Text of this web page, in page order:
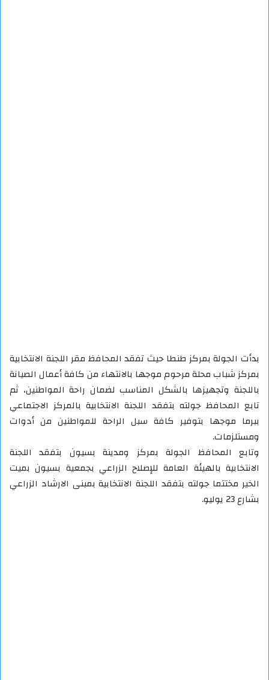
بدأت الجولة بمركز طنطا حيث تفقد المحافظ مقر اللجنة الانتخابية
بمركز شباب محلة مرحوم موجها بالانتهاء من كافة أعمال الصيانة
باللجنة وتجهيزها بالشكل المناسب لضمان راحة المواطنين، ثم
تابع المحافظ جولته بتفقد اللجنة الانتخابية بالمركز الاجتماعي
ببرما موجها بتوفير كافة سبل الراحة للمواطنين من أدوات
ومستلزمات.
وتابع المحافظ الجولة بمركز ومدينة بسيون بتفقد اللجنة
الانتخابية بالهيئة العامة للإصلاح الزراعي بجمعية بسيون بميت
الخير مختتما جولته بتفقد اللجنة الانتخابية بمبنى الارشاد الزراعي
بشارع 23 يوليو.